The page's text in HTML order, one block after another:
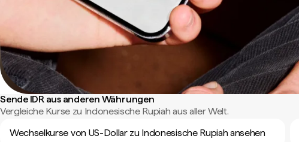
Sende IDR aus anderen Währungen
Vergleiche Kurse zu Indonesische Rupiah aus aller Welt.
Wechselkurse von US-Dollar zu Indonesische Rupiah ansehen